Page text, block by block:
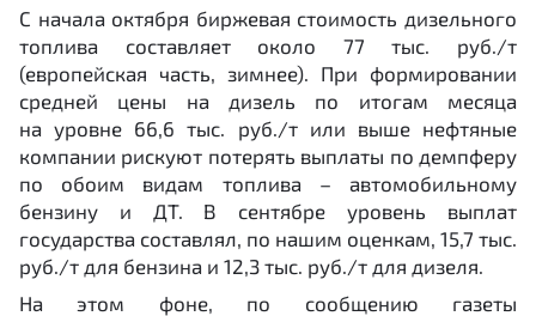
С начала октября биржевая стоимость дизельного
топлива составляет около 77 тыс. руб./т
(европейская часть, зимнее). При формировании
средней цены на дизель по итогам месяца
на уровне 66,6 тыс. руб./т или выше нефтяные
компании рискуют потерять выплаты по демпферу
по обоим видам топлива – автомобильному
бензину и ДТ. В сентябре уровень выплат
государства составлял, по нашим оценкам, 15,7 тыс.
руб./т для бензина и 12,3 тыс. руб./т для дизеля.
На этом фоне, по сообщению газеты